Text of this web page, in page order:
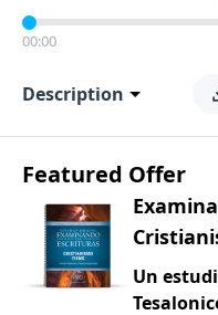
00:00
Description
Featured Offer
Un